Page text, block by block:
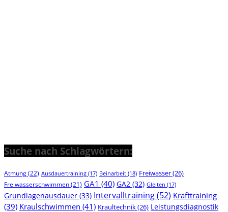
Suche nach Schlagwörtern:
Atmung(22) Ausdauertraining (17) Beinarbeit (18) Freiwasser(26)
Freiwasserschwimmen (21) GA1 (40) GA2 (32) Gleiten (17)
Grundlagenausdauer (33) Intervalltraining(52) Krafttraining
(39) Kraulschwimmen (41) Kraultechnik(26) Leistungsdiagnostik